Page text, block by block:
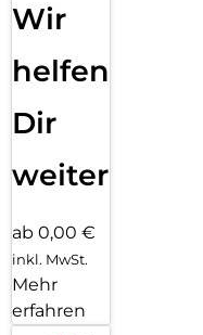
Wir
helfen
Dir
weiter
ab 0,00 €
inkl. MwSt.
Mehr
erfahren